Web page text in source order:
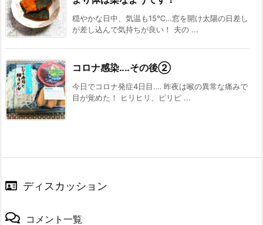
穏やかな日中、気温も15℃…窓を開け太陽の日差し
が差し込んで気持ちが良い！ 夫の ...
コロナ感染‥‥その後②
今日でコロナ発症4日目‥‥ 昨夜は喉の異常な痛みで
目が覚めた！ ヒリヒリ、ピリピ ...
ディスカッション
コメント一覧